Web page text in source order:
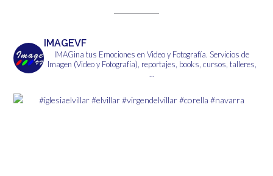
IMAGEVF
IMAGina tus Emociones en Video y Fotografía. Servicios de
Imagen (Video y Fotografía), reportajes, books, cursos, talleres,
...